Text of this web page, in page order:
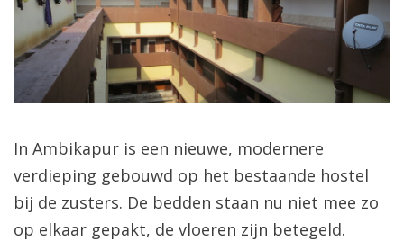
In Ambikapur is een nieuwe, modernere
verdieping gebouwd op het bestaande hostel
bij de zusters. De bedden staan nu niet mee zo
op elkaar gepakt, de vloeren zijn betegeld.